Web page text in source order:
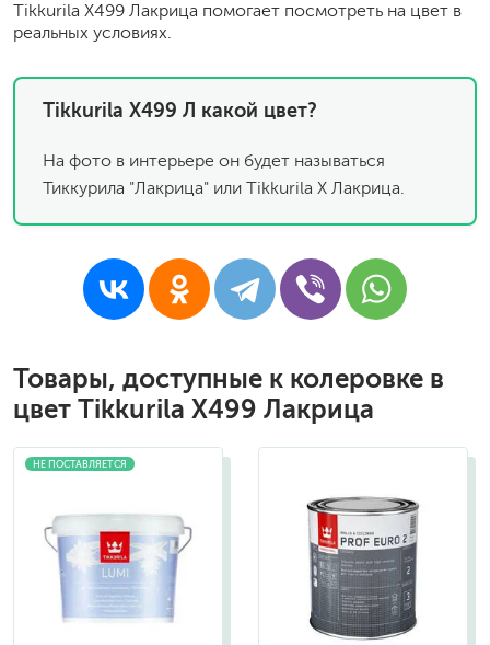
Tikkurila X499 Лакрица помогает посмотреть на цвет в
реальных условиях.
Tikkurila X499 Л какой цвет?
На фото в интерьере он будет называться
Тиккурила "Лакрица" или Tikkurila X Лакрица.
Товары, доступные к колеровке в
цвет Tikkurila X499 Лакрица
НЕ ПОСТАВЛЯЕТСЯ